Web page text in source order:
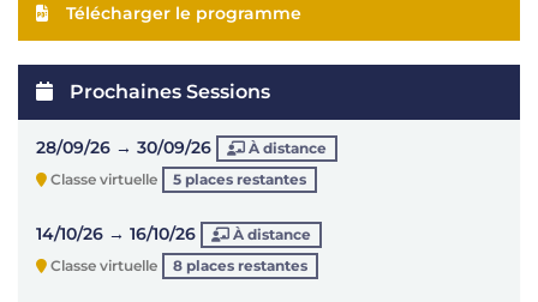
Télécharger le programme
Prochaines Sessions
28/09/26 → 30/09/26
À distance
Classe virtuelle
5 places restantes
14/10/26 → 16/10/26
À distance
Classe virtuelle
8 places restantes